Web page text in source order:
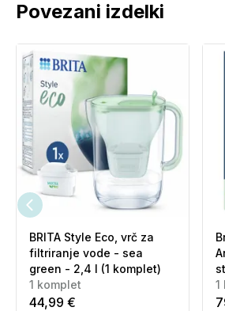
Povezani izdelki
BRITA Style Eco, vrč za
filtriranje vode - sea
green - 2,4 l (1 komplet)
1 komplet
44,99 €
1